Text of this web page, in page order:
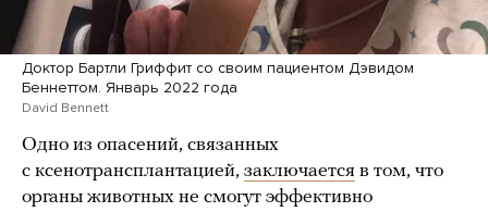
Доктор Бартли Гриффит со своим пациентом Дэвидом
Беннеттом. Январь 2022 года
David Bennett
Одно из опасений, связанных
с ксенотрансплантацией, заключается в том, что
органы животных не смогут эффективно